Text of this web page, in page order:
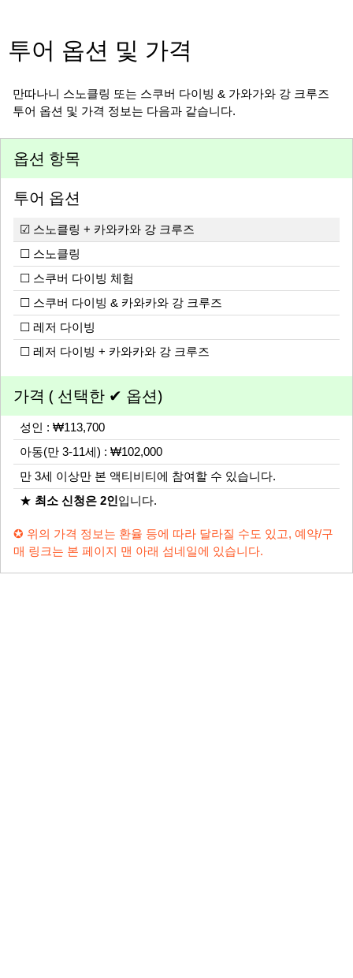
투어 옵션 및 가격
만따나니 스노클링 또는 스쿠버 다이빙 & 가와가와 강 크루즈
투어 옵션 및 가격 정보는 다음과 같습니다.
옵션 항목
투어 옵션
☑ 스노클링 + 카와카와 강 크루즈
☐ 스노클링
☐ 스쿠버 다이빙 체험
☐ 스쿠버 다이빙 & 카와카와 강 크루즈
☐ 레저 다이빙
☐ 레저 다이빙 + 카와카와 강 크루즈
가격 ( 선택한 ✔ 옵션)
성인 : ₩113,700
아동(만 3-11세) : ₩102,000
만 3세 이상만 본 액티비티에 참여할 수 있습니다.
★ 최소 신청은 2인입니다.
✪ 위의 가격 정보는 환율 등에 따라 달라질 수도 있고, 예약/구
매 링크는 본 페이지 맨 아래 섬네일에 있습니다.